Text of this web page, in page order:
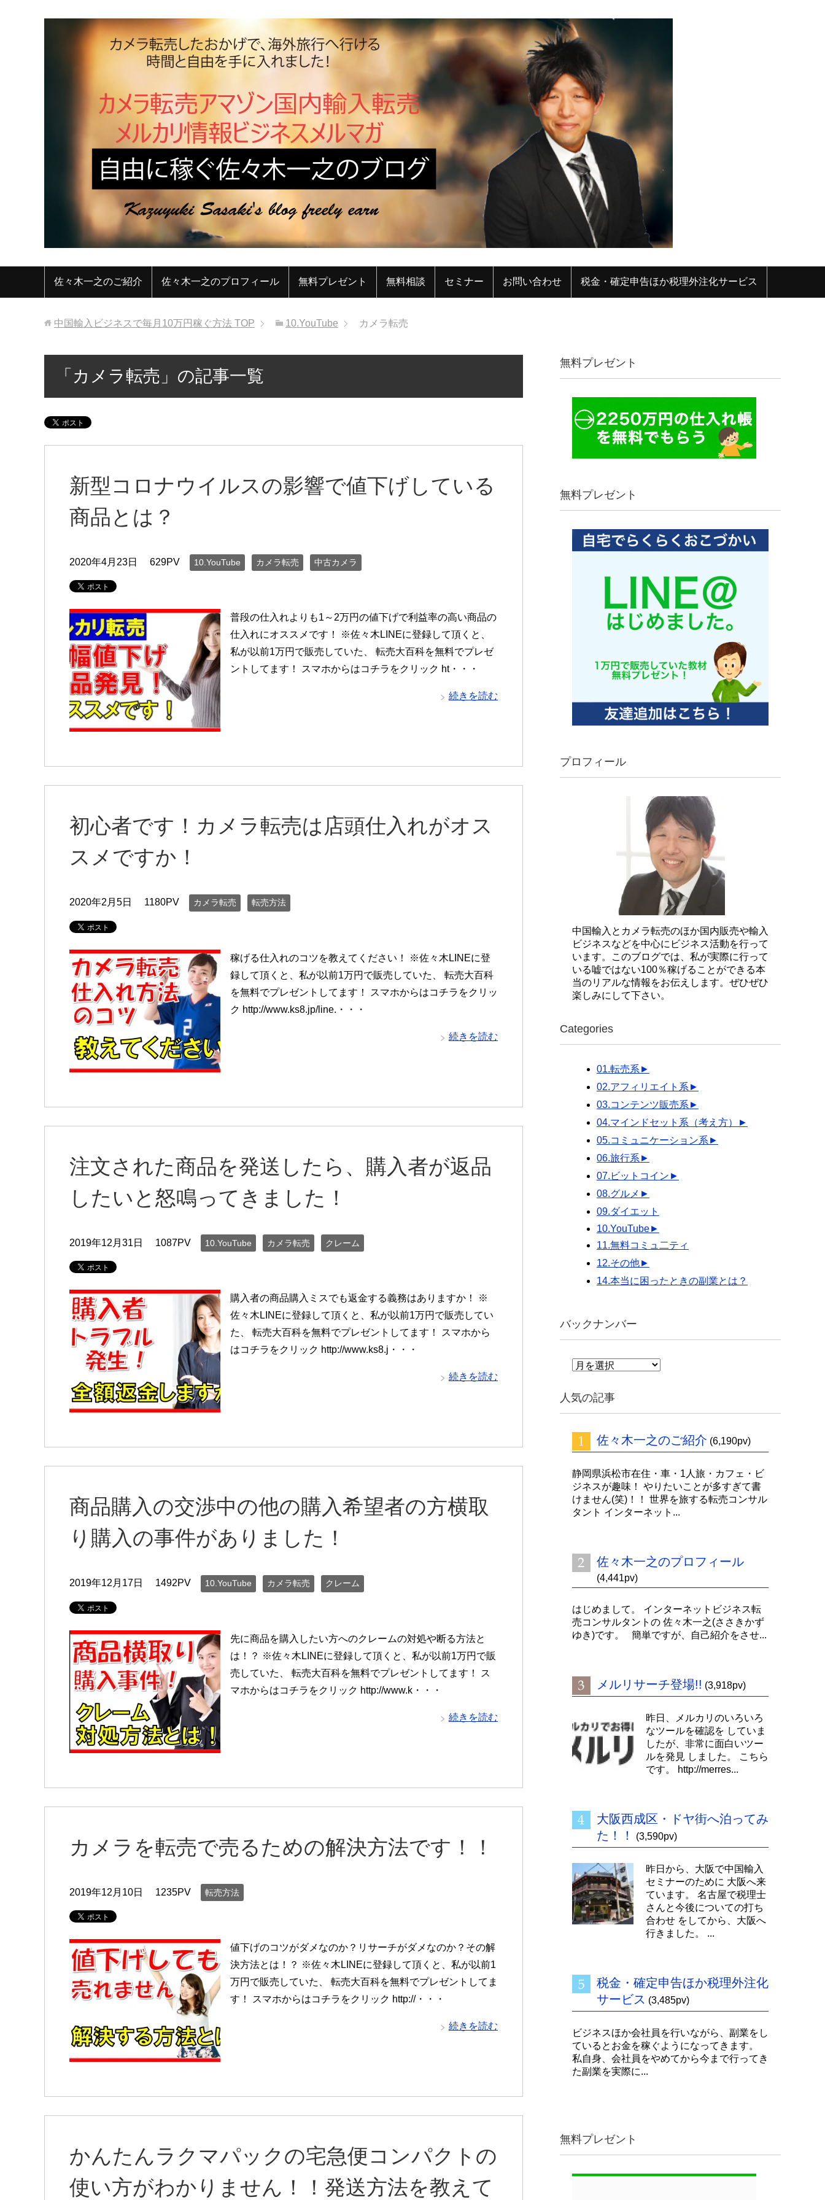
佐々木一之のご紹介 佐々木一之のプロフィール 無料プレゼント 無料相談 セミナー お問い合わせ 税金・確定申告ほか税理外注化サービス
中国輸入ビジネスで毎月10万円稼ぐ方法 TOP 10.YouTube カメラ転売
「カメラ転売」の記事一覧
新型コロナウイルスの影響で値下げしている
商品とは？
2020年4月23日 629PV 10.YouTube カメラ転売 中古カメラ
普段の仕入れよりも1～2万円の値下げで利益率の高い商品の
仕入れにオススメです！ ※佐々木LINEに登録して頂くと、
私が以前1万円で販売していた、 転売大百科を無料でプレゼ
ントしてます！ スマホからはコチラをクリック ht・・・
続きを読む
初心者です！カメラ転売は店頭仕入れがオス
スメですか！
2020年2月5日 1180PV カメラ転売 転売方法
稼げる仕入れのコツを教えてください！ ※佐々木LINEに登
録して頂くと、私が以前1万円で販売していた、 転売大百科
を無料でプレゼントしてます！ スマホからはコチラをクリッ
ク http://www.ks8.jp/line.・・・
続きを読む
注文された商品を発送したら、購入者が返品
したいと怒鳴ってきました！
2019年12月31日 1087PV 10.YouTube カメラ転売 クレーム
購入者の商品購入ミスでも返金する義務はありますか！ ※
佐々木LINEに登録して頂くと、私が以前1万円で販売してい
た、 転売大百科を無料でプレゼントしてます！ スマホから
はコチラをクリック http://www.ks8.j・・・
続きを読む
商品購入の交渉中の他の購入希望者の方横取
り購入の事件がありました！
2019年12月17日 1492PV 10.YouTube カメラ転売 クレーム
先に商品を購入したい方へのクレームの対処や断る方法と
は！？ ※佐々木LINEに登録して頂くと、私が以前1万円で販
売していた、 転売大百科を無料でプレゼントしてます！ ス
マホからはコチラをクリック http://www.k・・・
続きを読む
カメラを転売で売るための解決方法です！！
2019年12月10日 1235PV 転売方法
値下げのコツがダメなのか？リサーチがダメなのか？その解
決方法とは！？ ※佐々木LINEに登録して頂くと、私が以前1
万円で販売していた、 転売大百科を無料でプレゼントしてま
す！ スマホからはコチラをクリック http://・・・
続きを読む
かんたんラクマパックの宅急便コンパクトの
使い方がわかりません！！発送方法を教えて
無料プレゼント
無料プレゼント
プロフィール
中国輸入とカメラ転売のほか国内販売や輸入
ビジネスなどを中心にビジネス活動を行って
います。このブログでは、私が実際に行って
いる嘘ではない100％稼げることができる本
当のリアルな情報をお伝えします。ぜひぜひ
楽しみにして下さい。
Categories
01.転売系 ►
02.アフィリエイト系 ►
03.コンテンツ販売系 ►
04.マインドセット系（考え方）
►
05.コミュニケーション系 ►
06.旅行系 ►
07.ビットコイン ►
08.グルメ ►
09.ダイエット
10.YouTube►
11.無料コミュ二ティ
12.その他►
14.本当に困ったときの副業とは？
バックナンバー
バ
ナ
ン
ー
人気の記事
佐々木一之のご紹介 (6,190pv)
静岡県浜松市在住・車・1人旅・カフェ・ビ
ジネスが趣味！ やりたいことが多すぎて書
けません(笑)！！ 世界を旅する転売コンサル
タント インターネット...
佐々木一之のプロフィール
(4,441pv)
はじめまして。 インターネットビジネス転
売コンサルタントの 佐々木一之(ささきかず
ゆき)です。 簡単ですが、自己紹介をさせ...
メルリサーチ登場!! (3,918pv)
昨日、メルカリのいろいろ
なツールを確認を していま
したが、非常に面白いツー
ルを発見 しました。 こちら
です。 http://merres...
大阪西成区・ドヤ街へ泊ってみ
た！！
(3,590pv)
昨日から、大阪で中国輸入
セミナーのために 大阪へ来
ています。 名古屋で税理士
さんと今後についての打ち
合わせ をしてから、大阪へ
行きました。 ...
税金・確定申告ほか税理外注化
サービス (3,485pv)
ビジネスほか会社員を行いながら、副業をし
ているとお金を稼ぐようになってきます。
私自身、会社員をやめてから今まで行ってき
た副業を実際に...
無料プレゼント